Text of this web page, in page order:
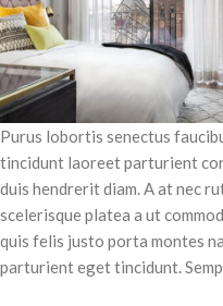
Purus lobortis senectus
tincidunt laoreet parturient
duis hendrerit diam. A at nec
scelerisque platea a ut
quis felis justo porta montes
parturient eget tincidunt.